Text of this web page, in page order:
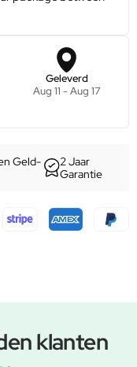
Geleverd
Aug 11 - Aug 17
Geld-
2 Jaar
Garantie
klanten